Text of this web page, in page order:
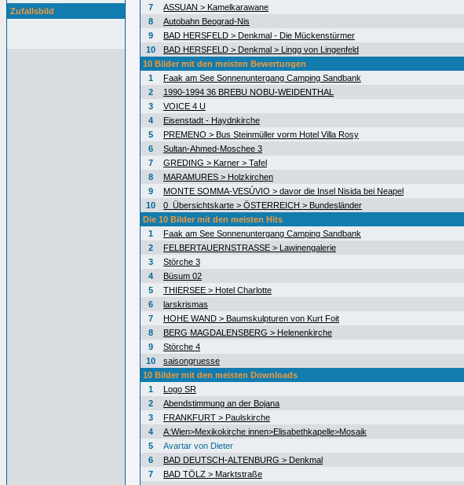
Zufallsbild
7
ASSUAN > Kamelkarawane
8
Autobahn Beograd-Nis
9
BAD HERSFELD > Denkmal - Die Mückenstürmer
10
BAD HERSFELD > Denkmal > Lingg von Lingenfeld
10 Bilder mit den meisten Bewertungen
1
Faak am See Sonnenuntergang Camping Sandbank
2
1990-1994 36 BREBU NOBU-WEIDENTHAL
3
VOICE 4 U
4
Eisenstadt - Haydnkirche
5
PREMENO > Bus Steinmüller vorm Hotel Villa Rosy
6
Sultan-Ahmed-Moschee 3
7
GREDING > Karner > Tafel
8
MARAMURES > Holzkirchen
9
MONTE SOMMA-VESÚVIO > davor die Insel Nisida bei Neapel
10
0_Übersichtskarte > ÖSTERREICH > Bundesländer
Die 10 Bilder mit den meisten Hits
1
Faak am See Sonnenuntergang Camping Sandbank
2
FELBERTAUERNSTRASSE > Lawinengalerie
3
Störche 3
4
Büsum 02
5
THIERSEE > Hotel Charlotte
6
larskrismas
7
HOHE WAND > Baumskulpturen von Kurt Foit
8
BERG MAGDALENSBERG > Helenenkirche
9
Störche 4
10
saisongruesse
10 Bilder mit den meisten Downloads
1
Logo SR
2
Abendstimmung an der Bojana
3
FRANKFURT > Paulskirche
4
A:Wien>Mexikokirche innen>Elisabethkapelle>Mosaik
5
Avartar von Dieter
6
BAD DEUTSCH-ALTENBURG > Denkmal
7
BAD TÖLZ > Marktstraße